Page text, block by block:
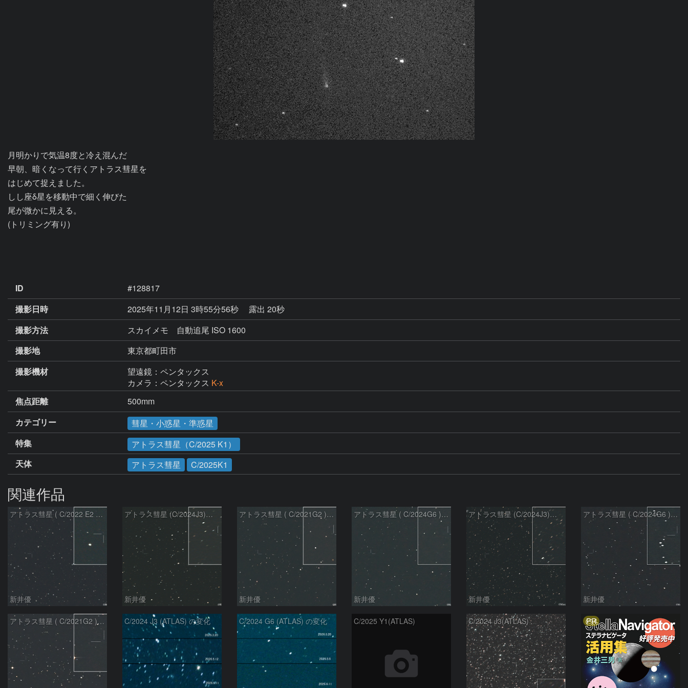
月明かりで気温8度と冷え混んだ
早朝、暗くなって行くアトラス彗星を
はじめて捉えました。
しし座δ星を移動中で細く伸びた
尾が微かに見える。
(トリミング有り)
ID
#128817
撮影日時
2025年11月12日 3時55分56秒
露出 20秒
撮影方法
スカイメモ 自動追尾 ISO 1600
撮影地
東京都町田市
撮影機材
望遠鏡：ペンタックス
カメラ：ペンタックス K-x
焦点距離
500mm
カテゴリー
彗星・小惑星・準惑星
特集
アトラス彗星（C/2025 K1）
天体
アトラス彗星 C/2025K1
関連作品
アトラス彗星 ( C/2022 E2 )：2026/07/27
新井優
アトラス彗星 (C/2024J3)：2026/07/26
新井優
アトラス彗星 ( C/2021G2 )：2026/07/09
新井優
アトラス彗星 ( C/2024G6 )：2026/07/09
新井優
アトラス彗星 (C/2024J3)：2026/07/09
新井優
アトラス彗星 ( C/2024G6 )：2026/07/08
新井優
アトラス彗星 ( C/2021G2 )：2026/07/08 C/2024 J3 (ATLAS) の変化 C/2024 G6 (ATLAS) の変化 C/2025 Y1(ATLAS) C/2024 J3(ATLAS) PR